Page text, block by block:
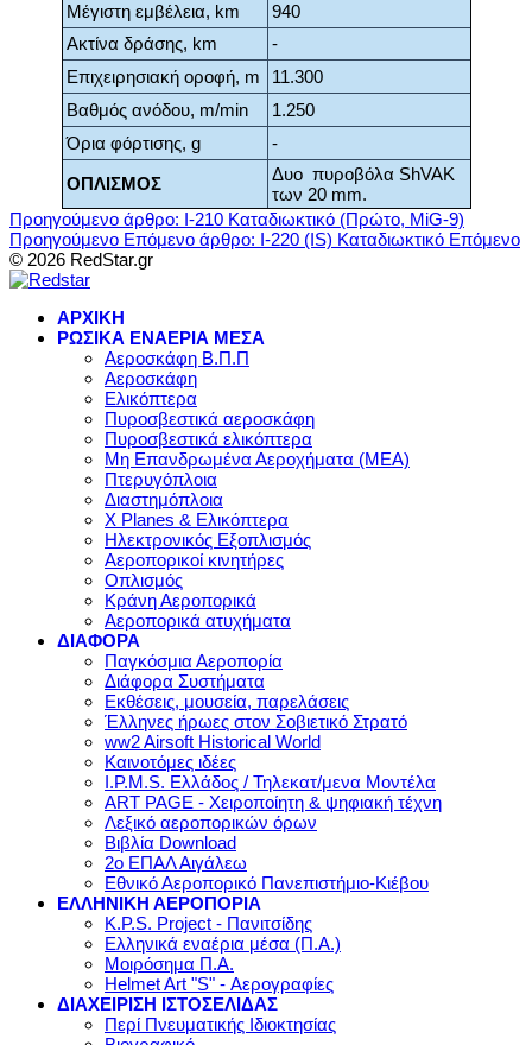
Μέγιστη εμβέλεια, km
940
Ακτίνα δράσης, km
-
Επιχειρησιακή οροφή, m
11.300
Βαθμός ανόδου, m/min
1.250
Όρια φόρτισης, g
-
ΟΠΛΙΣΜΟΣ
Δυο πυροβόλα ShVAK
των 20 mm.
Προηγούμενο άρθρο: I-210 Καταδιωκτικό (Πρώτο, MiG-9)
Προηγούμενο Επόμενο άρθρο: I-220 (IS) Καταδιωκτικό Επόμενο
© 2026 RedStar.gr
ΑΡΧΙΚΗ
ΡΩΣΙΚΑ ΕΝΑΕΡΙΑ ΜΕΣΑ
Αεροσκάφη Β.Π.Π
Αεροσκάφη
Ελικόπτερα
Πυροσβεστικά αεροσκάφη
Πυροσβεστικά ελικόπτερα
Μη Επανδρωμένα Αεροχήματα (ΜΕΑ)
Πτερυγόπλοια
Διαστημόπλοια
X Planes & Ελικόπτερα
Ηλεκτρονικός Εξοπλισμός
Αεροπορικοί κινητήρες
Οπλισμός
Κράνη Αεροπορικά
Αεροπορικά ατυχήματα
ΔΙΑΦΟΡΑ
Παγκόσμια Αεροπορία
Διάφορα Συστήματα
Εκθέσεις, μουσεία, παρελάσεις
Έλληνες ήρωες στον Σοβιετικό Στρατό
ww2 Airsoft Historical World
Καινοτόμες ιδέες
I.P.M.S. Ελλάδος / Τηλεκατ/μενα Μοντέλα
ART PAGE - Χειροποίητη & ψηφιακή τέχνη
Λεξικό αεροπορικών όρων
Βιβλία Download
2ο ΕΠΑΛ Αιγάλεω
Εθνικό Αεροπορικό Πανεπιστήμιο-Κιέβου
ΕΛΛΗΝΙΚΗ ΑΕΡΟΠΟΡΙΑ
K.P.S. Project - Πανιτσίδης
Ελληνικά εναέρια μέσα (Π.Α.)
Μοιρόσημα Π.Α.
Helmet Art "S" - Αερογραφίες
ΔΙΑΧΕΙΡΙΣΗ ΙΣΤΟΣΕΛΙΔΑΣ
Περί Πνευματικής Ιδιοκτησίας